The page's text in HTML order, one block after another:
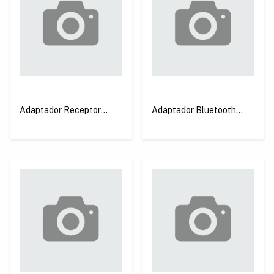
Adaptador Receptor
Adaptador Bluetooth